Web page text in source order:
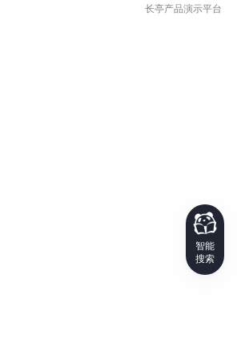
长亭产品演示平台
智能
搜索